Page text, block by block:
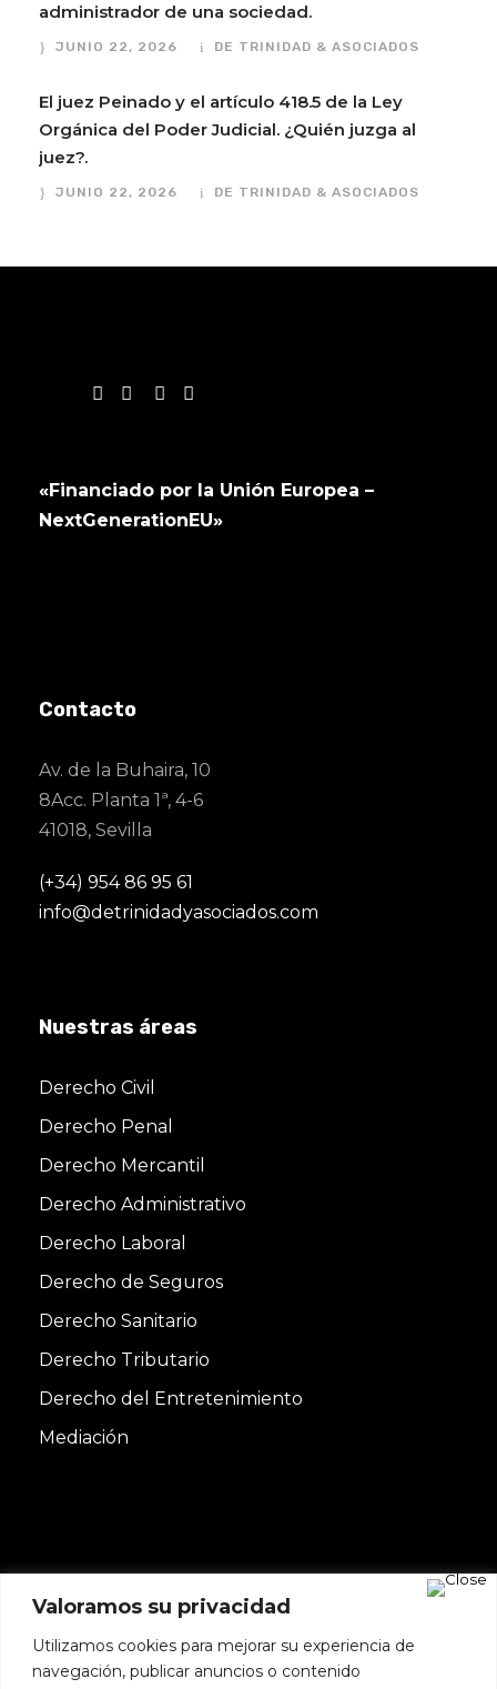
Valoramos su privacidad
Utilizamos cookies para mejorar su experiencia de
navegación, publicar anuncios o contenido
administrador de una sociedad.
JUNIO 22, 2026 DE TRINIDAD & ASOCIADOS
El juez Peinado y el artículo 418.5 de la Ley
Orgánica del Poder Judicial. ¿Quién juzga al
juez?.
JUNIO 22, 2026 DE TRINIDAD & ASOCIADOS
«Financiado por la Unión Europea –
NextGenerationEU»
Contacto
Av. de la Buhaira, 10
8Acc. Planta 1ª, 4-6
41018, Sevilla
(+34) 954 86 95 61
info@detrinidadyasociados.com
Nuestras áreas
Derecho Civil
Derecho Penal
Derecho Mercantil
Derecho Administrativo
Derecho Laboral
Derecho de Seguros
Derecho Sanitario
Derecho Tributario
Derecho del Entretenimiento
Mediación
Copyright© 2022 DE TRINIDAD & ASOCIADOS